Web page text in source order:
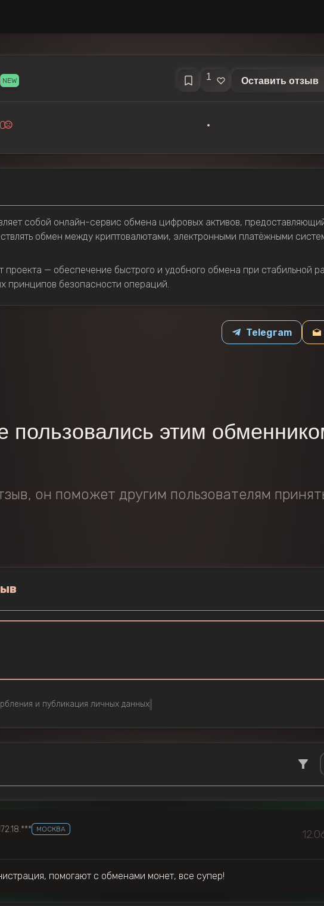
NEW 1 Оставить отзыв
0 •
собой онлайн-сервис обмена цифровых активов,
обмен между криптовалютами, электронными платёжными
проекта — обеспечение быстрого и удобного обмена при стабильной
принципов безопасности операций.
Telegram
пользовались этим
он поможет другим пользователям
и публикация личных данных
МОСКВА
помогают с обменами монет, все супер!